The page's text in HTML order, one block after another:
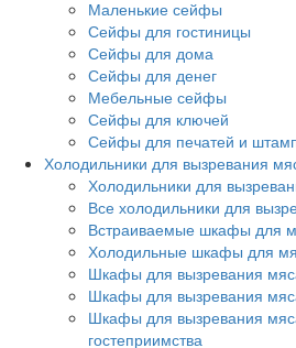
Маленькие сейфы
Сейфы для гостиницы
Сейфы для дома
Сейфы для денег
Мебельные сейфы
Сейфы для ключей
Сейфы для печатей и
Холодильники для вызревания
Холодильники для
Все холодильники для
Встраиваемые шкафы для
Холодильные шкафы для
Шкафы для вызревания
Шкафы для вызревания
Шкафы для вызревания
гостеприимства